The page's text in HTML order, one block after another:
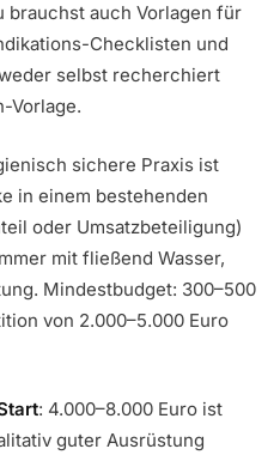
brauchst auch Vorlagen für
Checklisten und
selbst recherchiert
Vorlage.
sichere Praxis ist
in einem bestehenden
oder Umsatzbeteiligung)
mit fließend Wasser,
Mindestbudget: 300–500
von 2.000–5.000 Euro
: 4.000–8.000 Euro ist
guter Ausrüstung